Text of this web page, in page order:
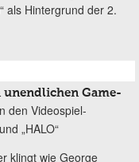
als Hintergrund der 2.
unendlichen Game-
den Videospiel-
„HALO“
klingt wie George